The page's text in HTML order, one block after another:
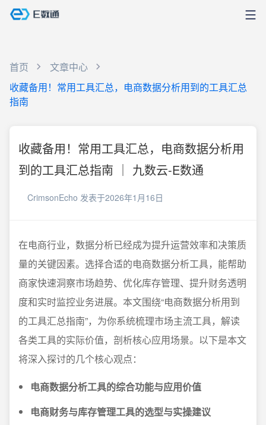
首页
文章中心
收藏备用！常用工具汇总，电商数据分析用到的工具汇总
指南
收藏备用！常用工具汇总，电商数据分析用
到的工具汇总指南 ｜ 九数云-E数通
CrimsonEcho 发表于2026年1月16日
在电商行业，数据分析已经成为提升运营效率和决策质
量的关键因素。选择合适的电商数据分析工具，能帮助
商家快速洞察市场趋势、优化库存管理、提升财务透明
度和实时监控业务进展。本文围绕“电商数据分析用到
的工具汇总指南”，为你系统梳理市场主流工具，解读
各类工具的实际价值，剖析核心应用场景。以下是本文
将深入探讨的几个核心观点：
电商数据分析工具的综合功能与应用价值
电商财务与库存管理工具的选型与实操建议